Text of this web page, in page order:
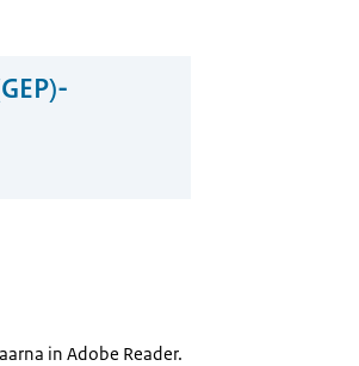
in Adobe Reader.